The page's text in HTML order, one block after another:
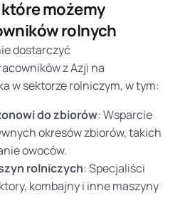
możemy
rolnych
dostarczyć
z Azji na
w sektorze rolniczym, w tym:
do zbiorów: Wsparcie
okresów zbiorów, takich
owoców.
rolniczych: Specjaliści
kombajny i inne maszyny